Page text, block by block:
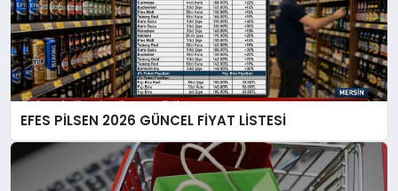
EFES PİLSEN 2026 GÜNCEL FİYAT LİSTESİ